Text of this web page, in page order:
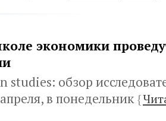
экономики
studies: обзор
в понедельник{